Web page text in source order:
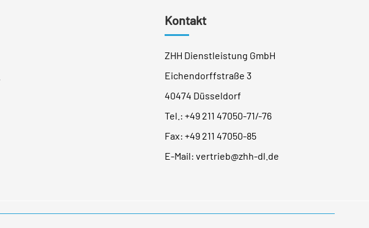
Kontakt
ZHH Dienstleistung GmbH
Eichendorffstraße 3
40474 Düsseldorf
Tel.:+49 211 47050-71/-76
Fax: +49 211 47050-85
E-Mail:vertrieb@zhh-dl.de